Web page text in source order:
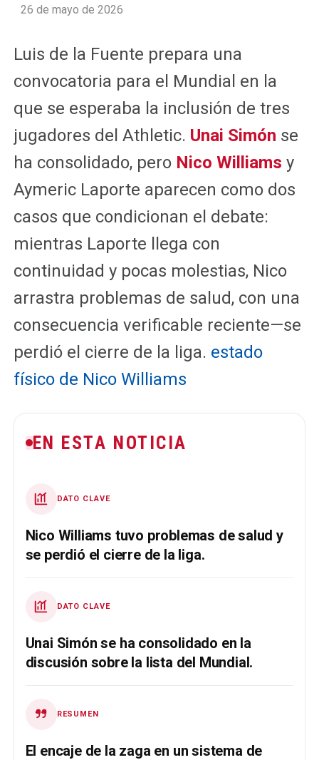
26 de mayo de 2026
Luis de la Fuente prepara una
convocatoria para el Mundial en la
que se esperaba la inclusión de tres
jugadores del Athletic. Unai Simón se
ha consolidado, pero Nico Williams y
Aymeric Laporte aparecen como dos
casos que condicionan el debate:
mientras Laporte llega con
continuidad y pocas molestias, Nico
arrastra problemas de salud, con una
consecuencia verificable reciente—se
perdió el cierre de la liga. estado
físico de Nico Williams
EN ESTA NOTICIA
DATO CLAVE
Nico Williams tuvo problemas de salud y
se perdió el cierre de la liga.
DATO CLAVE
Unai Simón se ha consolidado en la
discusión sobre la lista del Mundial.
RESUMEN
El encaje de la zaga en un sistema de